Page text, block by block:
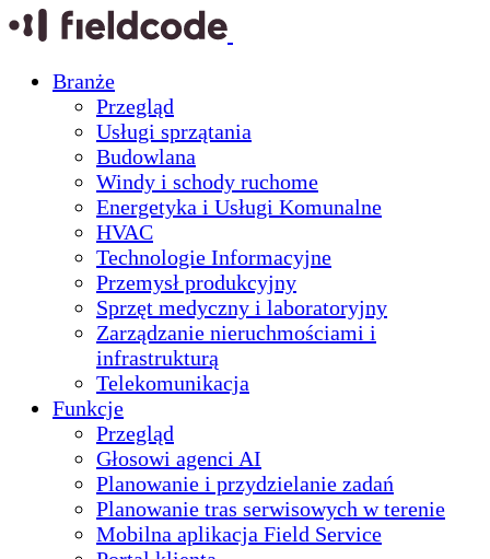
Branże
Przegląd
Usługi sprzątania
Budowlana
Windy i schody ruchome
Energetyka i Usługi Komunalne
HVAC
Technologie Informacyjne
Przemysł produkcyjny
Sprzęt medyczny i laboratoryjny
Zarządzanie nieruchmościami i
infrastrukturą
Telekomunikacja
Funkcje
Przegląd
Głosowi agenci AI
Planowanie i przydzielanie zadań
Planowanie tras serwisowych w terenie
Mobilna aplikacja Field Service